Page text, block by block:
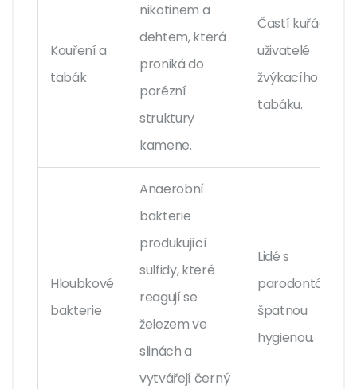
Kouření a
tabák
nikotinem a
dehtem, která
proniká do
porézní
struktury
kamene.
Častí kuřáci,
uživatelé
žvýkacího
tabáku.
Hloubkové
bakterie
Anaerobní
bakterie
produkující
sulfidy, které
reagují se
železem ve
slinách a
vytvářejí černý
Lidé s
parodontózou,
špatnou
hygienou.